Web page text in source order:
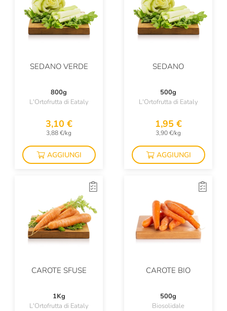
SEDANO VERDE
800g
L'Ortofrutta di Eataly
3,10 €
3,88 €/kg
AGGIUNGI
SEDANO
500g
L'Ortofrutta di Eataly
1,95 €
3,90 €/kg
AGGIUNGI
CAROTE SFUSE
1Kg
L'Ortofrutta di Eataly
CAROTE BIO
500g
Biosolidale